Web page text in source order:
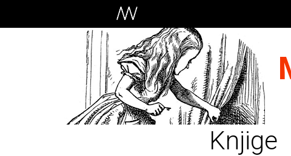
Knjige